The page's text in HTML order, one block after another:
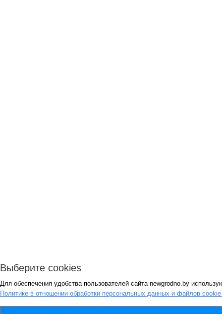
Выберите cookies
Для обеспечения удобства пользователей сайта newgrodno.by
Политике в отношении обработки персональных данных и файлов